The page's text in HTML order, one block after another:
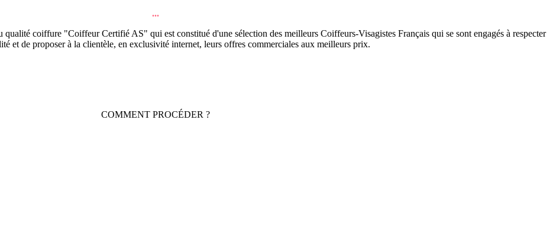
...
coiffure "Coiffeur Certifié AS" qui est constitué d'une sélection des meilleurs Coiffeurs-Visagistes Français qui se sont engagés à respecter
et de proposer à la clientèle, en exclusivité internet, leurs offres commerciales aux meilleurs prix.
COMMENT PROCÉDER ?